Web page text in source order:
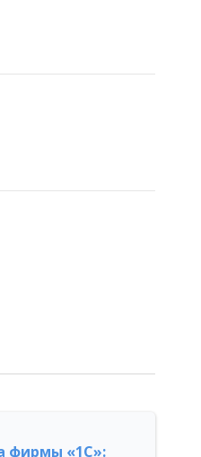
фирмы «1С»: